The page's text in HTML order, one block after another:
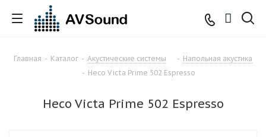
Главная - Каталог - Акустические системы - Напольная акустика
- Heco Victa Prime 502 Espresso
Heco Victa Prime 502 Espresso